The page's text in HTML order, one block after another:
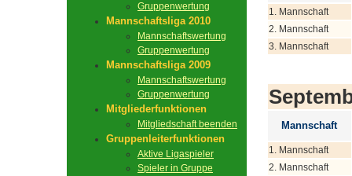
Gruppenwertung
Mannschaftsliga 2010
Mannschaftswertung
Gruppenwertung
Mannschaftsliga 2009
Mannschaftswertung
Gruppenwertung
Mitgliederfunktionen
Mitgliedschaft beenden
Gruppenleiterfunktionen
Aktive Ligaspieler
Spieler in Gruppe
1. Mannschaft
2. Mannschaft
3. Mannschaft
Mannschaft
1. Mannschaft
2. Mannschaft